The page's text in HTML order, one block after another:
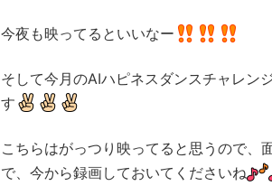
今夜も映ってるといいなー
そして今月のAIハピネスダンスチャレン
す
こちらはがっつり映ってると思うので、
で、今から録画しておいてくださいね